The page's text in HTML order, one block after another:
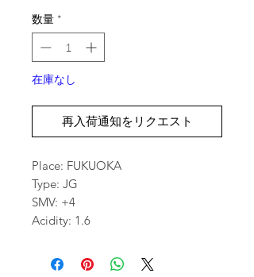
数量 *
在庫なし
再入荷通知をリクエスト
Place: FUKUOKA
Type: JG
SMV: +4
Acidity: 1.6